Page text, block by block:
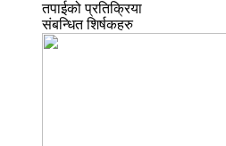
तपाईको प्रतिक्रिया
संबन्धित शिर्षकहरु